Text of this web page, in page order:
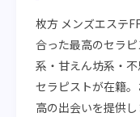
枚方 メンズエステ
合った最高のセラ
系・甘えん坊系・
セラピストが在籍
高の出会いを提供し